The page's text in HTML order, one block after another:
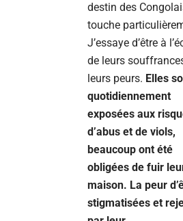
destin des
touche
J’essaye d’être à
de leurs
leurs peurs. Elles
quotidiennement
exposées aux
d’abus et de viols,
beaucoup ont été
obligées de fuir
maison. La peur
stigmatisées et